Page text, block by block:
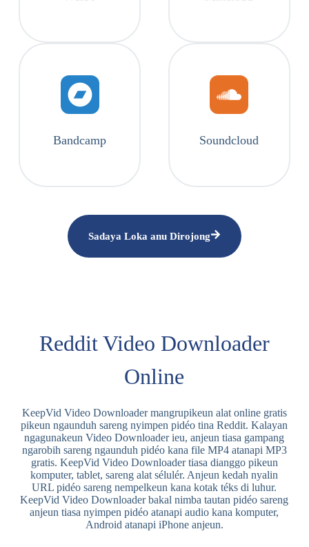
Bandcamp Soundcloud
Sadaya Loka anu Dirojong
Reddit Video Downloader
Online
KeepVid Video Downloader mangrupikeun alat online gratis
pikeun ngaunduh sareng nyimpen pidéo tina Reddit. Kalayan
ngagunakeun Video Downloader ieu, anjeun tiasa gampang
ngarobih sareng ngaunduh pidéo kana file MP4 atanapi MP3
gratis. KeepVid Video Downloader tiasa dianggo pikeun
komputer, tablet, sareng alat sélulér. Anjeun kedah nyalin
URL pidéo sareng nempelkeun kana kotak téks di luhur.
KeepVid Video Downloader bakal nimba tautan pidéo sareng
anjeun tiasa nyimpen pidéo atanapi audio kana komputer,
Android atanapi iPhone anjeun.